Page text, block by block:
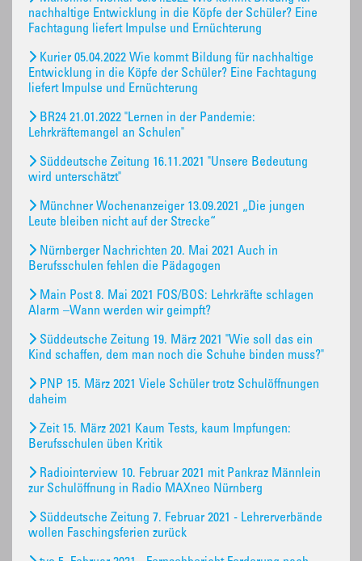
nachhaltige Entwicklung in die Köpfe der Schüler? Eine
Fachtagung liefert Impulse und Ernüchterung
Kurier 05.04.2022 Wie kommt Bildung für nachhaltige
Entwicklung in die Köpfe der Schüler? Eine Fachtagung
liefert Impulse und Ernüchterung
BR24 21.01.2022 "Lernen in der Pandemie:
Lehrkräftemangel an Schulen"
Süddeutsche Zeitung 16.11.2021 "Unsere Bedeutung
wird unterschätzt"
Münchner Wochenanzeiger 13.09.2021 „Die jungen
Leute bleiben nicht auf der Strecke“
Nürnberger Nachrichten 20. Mai 2021 Auch in
Berufsschulen fehlen die Pädagogen
Main Post 8. Mai 2021 FOS/BOS: Lehrkräfte schlagen
Alarm –Wann werden wir geimpft?
Süddeutsche Zeitung 19. März 2021 "Wie soll das ein
Kind schaffen, dem man noch die Schuhe binden muss?"
PNP 15. März 2021 Viele Schüler trotz Schulöffnungen
daheim
Zeit 15. März 2021 Kaum Tests, kaum Impfungen:
Berufsschulen üben Kritik
Radiointerview 10. Februar 2021 mit Pankraz Männlein
zur Schulöffnung in Radio MAXneo Nürnberg
Süddeutsche Zeitung 7. Februar 2021 - Lehrerverbände
wollen Faschingsferien zurück